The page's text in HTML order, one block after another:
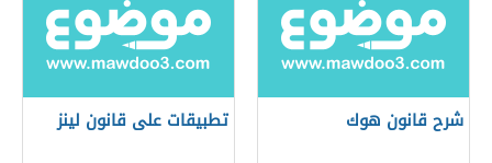
شرح قانون هوك تطبيقات على قانون لينز